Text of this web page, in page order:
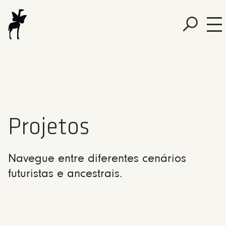
Projetos
Navegue entre diferentes cenários
futuristas e ancestrais.